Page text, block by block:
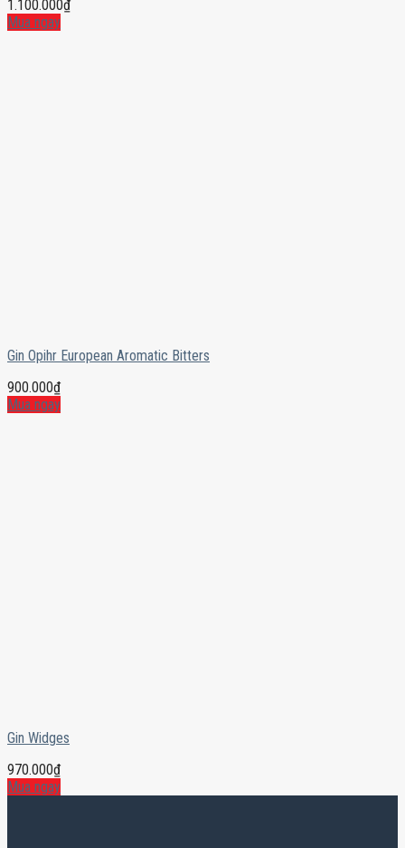
1.100.000₫
Mua ngay
Gin Opihr European Aromatic Bitters
900.000₫
Mua ngay
Gin Widges
970.000₫
Mua ngay